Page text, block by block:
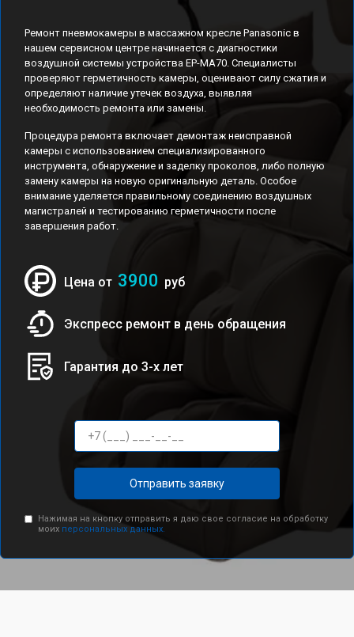
Ремонт пневмокамеры в массажном кресле Panasonic в
нашем сервисном центре начинается с диагностики
воздушной системы устройства EP-MA70. Специалисты
проверяют герметичность камеры, оценивают силу сжатия и
определяют наличие утечек воздуха, выявляя
необходимость ремонта или замены.
Процедура ремонта включает демонтаж неисправной
камеры с использованием специализированного
инструмента, обнаружение и заделку проколов, либо полную
замену камеры на новую оригинальную деталь. Особое
внимание уделяется правильному соединению воздушных
магистралей и тестированию герметичности после
завершения работ.
Цена от 3900 руб
Экспресс ремонт в день обращения
Гарантия до 3-х лет
Отправить заявку
Нажимая на кнопку отправить я даю свое согласие на обработку
моих персональных данных.